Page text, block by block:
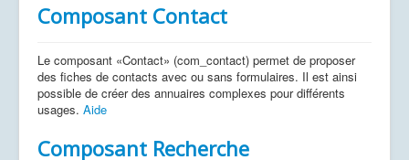
Composant Contact
Le composant «Contact» (com_contact) permet de proposer
des fiches de contacts avec ou sans formulaires. Il est ainsi
possible de créer des annuaires complexes pour différents
usages. Aide
Composant Recherche